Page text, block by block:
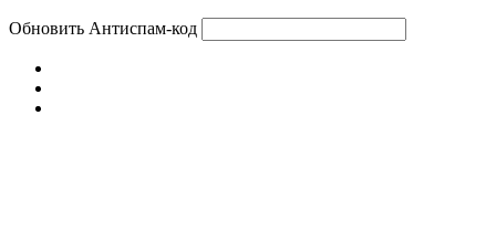
Обновить Антиспам-код